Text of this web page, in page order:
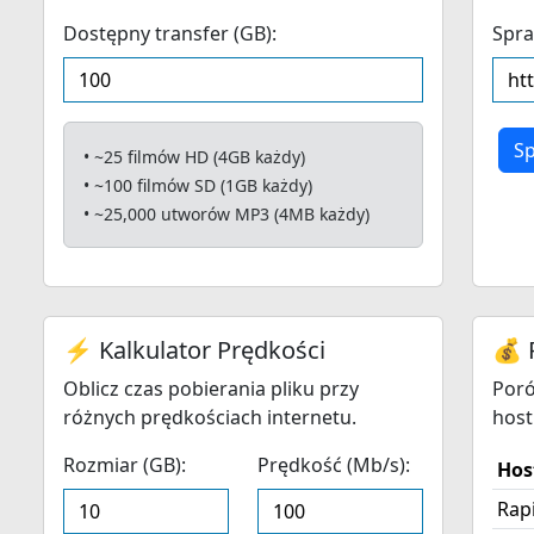
Dostępny transfer (GB):
• ~25 filmów HD (4GB każdy)
• ~100 filmów SD (1GB każdy)
• ~25,000 utworów MP3 (4MB każdy)
⚡ Kalkulator Prędkości
Oblicz czas pobierania pliku przy
różnych prędkościach internetu.
Rozmiar (GB):
Prędkość (Mb/s):
💰